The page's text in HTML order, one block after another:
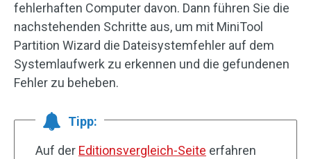
fehlerhaften Computer davon. Dann führen Sie die
nachstehenden Schritte aus, um mit MiniTool
Partition Wizard die Dateisystemfehler auf dem
Systemlaufwerk zu erkennen und die gefundenen
Fehler zu beheben.
Tipp:
Auf der Editionsvergleich-Seite erfahren